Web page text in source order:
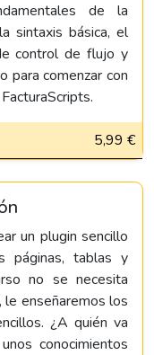
de la
sintaxis básica, el
control de flujo y
para comenzar con
5,99 €
un plugin sencillo
páginas, tablas y
no se necesita
le enseñaremos los
¿A quién va
conocimientos